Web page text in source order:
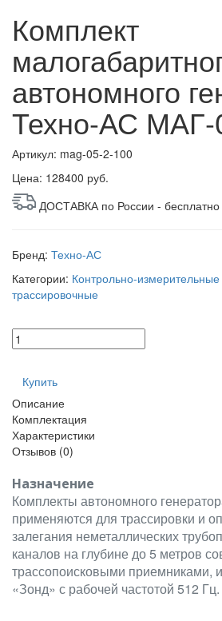
Комплект
автономного
Техно-АС МАГ-
Артикул: mag-05-2-100
Цена: 128400 руб.
ДОСТАВКА по России - бесплатно
Бренд: Техно-АС
Категории: Контрольно-
трассировочные
Купить
Описание
Комплектация
Характеристики
Отзывов (0)
Назначение
Комплекты автономного
применяются для трассировки и
залегания неметаллических
каналов на глубине до 5 метров
трассопоисковыми
«Зонд» с рабочей частотой 512 Гц.